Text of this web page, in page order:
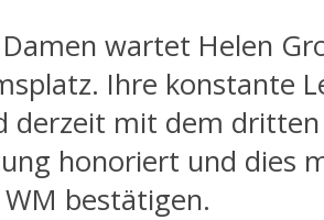
wartet Helen
Ihre konstante
derzeit mit dem dritten
honoriert und dies
bestätigen.